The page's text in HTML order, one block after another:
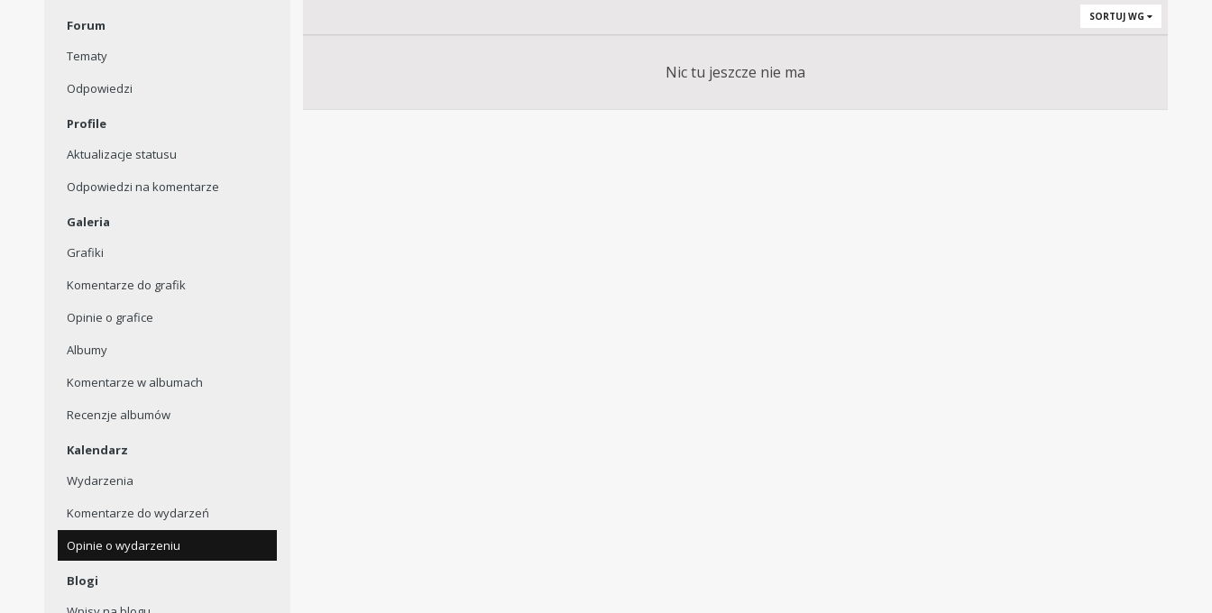
Forum
Tematy
Odpowiedzi
Profile
Aktualizacje statusu
Odpowiedzi na komentarze
Galeria
Grafiki
Komentarze do grafik
Opinie o grafice
Albumy
Komentarze w albumach
Recenzje albumów
Kalendarz
Wydarzenia
Komentarze do wydarzeń
Opinie o wydarzeniu
Blogi
SORTUJ WG
Nic tu jeszcze nie ma